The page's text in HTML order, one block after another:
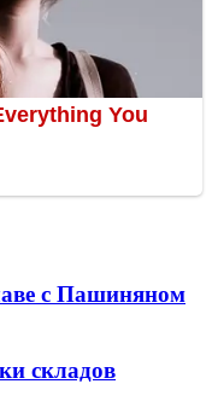
с Пашиняном
складов